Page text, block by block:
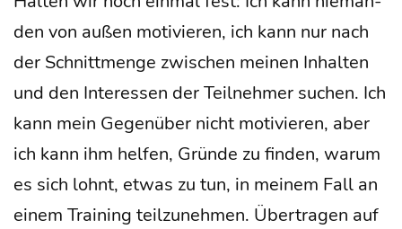
den von außen moti­vie­ren, ich kann nur nach
der Schnitt­men­ge zwi­schen mei­nen Inhal­ten
und den Inter­es­sen der Teil­neh­mer suchen. Ich
kann mein Gegen­über nicht moti­vie­ren, aber
ich kann ihm hel­fen, Grün­de zu fin­den, war­um
es sich lohnt, etwas zu tun, in mei­nem Fall an
einem Trai­ning teil­zu­neh­men. Über­tra­gen auf